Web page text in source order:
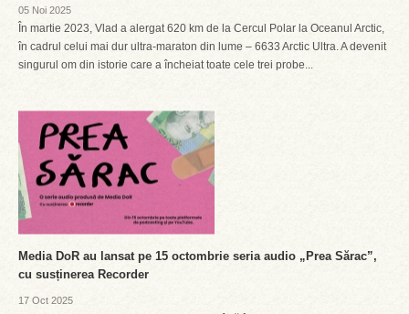
05 Noi 2025
În martie 2023, Vlad a alergat 620 km de la Cercul Polar la Oceanul Arctic,
în cadrul celui mai dur ultra-maraton din lume – 6633 Arctic Ultra. A devenit
singurul om din istorie care a încheiat toate cele trei probe...
Media DoR au lansat pe 15 octombrie seria audio „Prea Sărac”,
cu susținerea Recorder
17 Oct 2025